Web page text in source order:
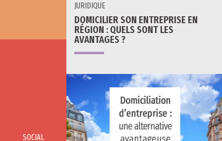
SOCIAL
JURIDIQUE
DOMICILIER SON ENTREPRISE EN
RÉGION : QUELS SONT LES
AVANTAGES ?